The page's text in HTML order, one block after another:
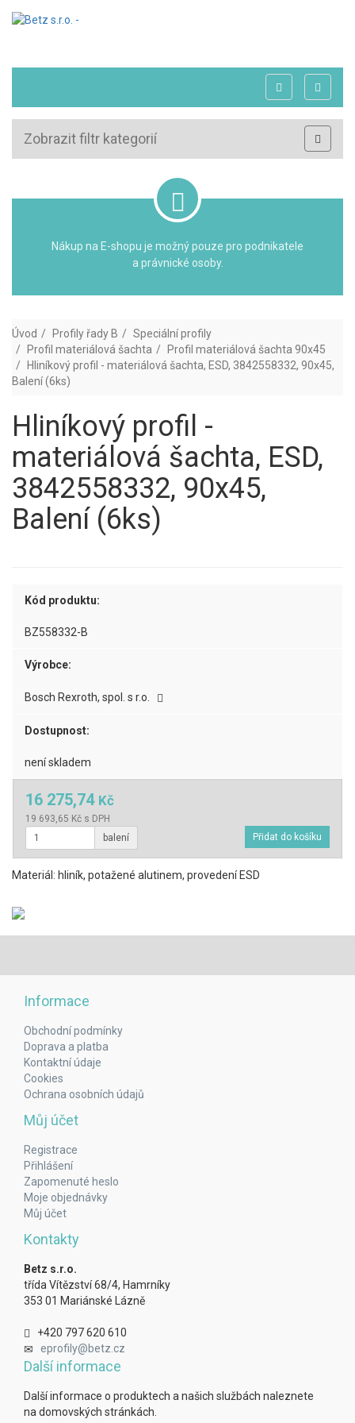
Zobrazit filtr kategorií
Nákup na E-shopu je možný pouze pro podnikatele
a právnické osoby.
Úvod Profily řady B
Speciální profily
Profil materiálová šachta
Profil materiálová šachta 90x45
Hliníkový profil - materiálová šachta, ESD, 3842558332, 90x45,
Balení (6ks)
Hliníkový profil -
materiálová šachta, ESD,
3842558332, 90x45,
Balení (6ks)
Kód produktu:
BZ558332-B
Výrobce:
Bosch Rexroth, spol. s r.o.
Dostupnost:
není skladem
16 275,74 Kč
19 693,65 Kč s DPH
balení
Materiál: hliník, potažené alutinem, provedení ESD
Informace
Obchodní podmínky
Doprava a platba
Kontaktní údaje
Cookies
Ochrana osobních údajů
Můj účet
Registrace
Přihlášení
Zapomenuté heslo
Moje objednávky
Můj účet
Kontakty
Betz s.r.o.
třída Vítězství 68/4, Hamrníky
353 01 Mariánské Lázně
+420 797 620 610
eprofily@betz.cz
Další informace
Další informace o produktech a našich službách naleznete
na domovských stránkách.